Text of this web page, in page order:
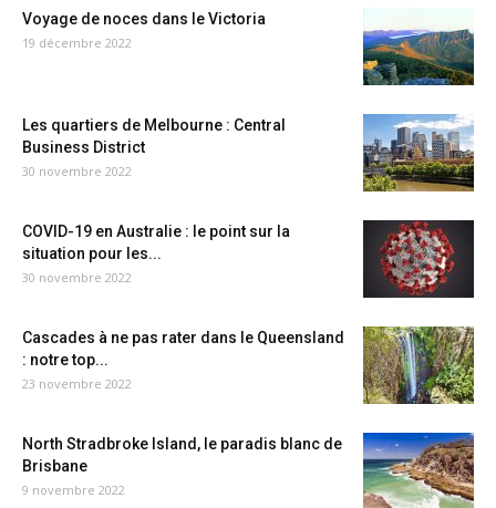
Voyage de noces dans le Victoria
19 décembre 2022
Les quartiers de Melbourne : Central
Business District
30 novembre 2022
COVID-19 en Australie : le point sur la
situation pour les...
30 novembre 2022
Cascades à ne pas rater dans le Queensland
: notre top...
23 novembre 2022
North Stradbroke Island, le paradis blanc de
Brisbane
9 novembre 2022